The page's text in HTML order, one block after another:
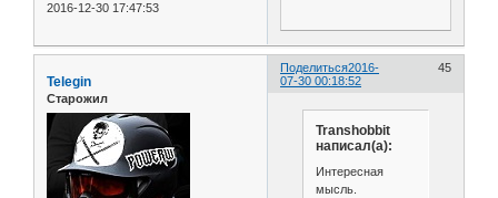
2016-12-30 17:47:53
Поделиться 45
2016-
07-30 00:18:52
Telegin
Старожил
Transhobbit
написал(а):
Интересная
мысль.